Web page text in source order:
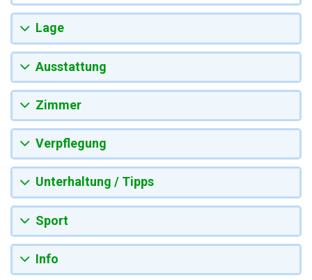
Lage
Ausstattung
Zimmer
Verpflegung
Unterhaltung / Tipps
Sport
Info